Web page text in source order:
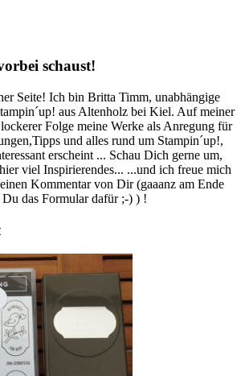
schaust!
Seite! Ich bin Britta Timm, unabhängige
aus Altenholz bei Kiel. Auf meiner
Folge meine Werke als Anregung für
und alles rund um Stampin´up!,
erscheint ... Schau Dich gerne um,
viel Inspirierendes... ...und ich freue mich
Kommentar von Dir (gaaanz am Ende
das Formular dafür ;-) ) !